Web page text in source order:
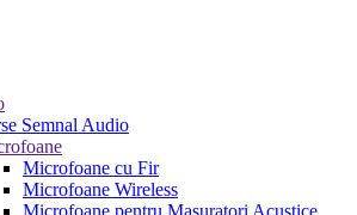
Semnal Audio
Microfoane cu Fir
Microfoane Wireless
Microfoane pentru Masuratori Acustice